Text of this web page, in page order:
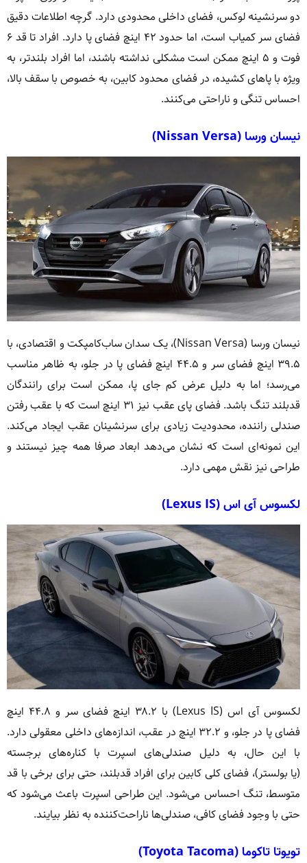
دو سرنشینه لوکس، فضای داخلی محدودی دارد. گرچه اطلاعات دقیق
فضای سر کمیاب است، اما حدود ۴۲ اینچ فضای پا دارد. افراد تا قد ۶
فوت و ۵ اینچ ممکن است مشکلی نداشته باشند، اما افراد بلندتر، به
ویژه با پاهای کشیده، در فضای محدود کابین، به خصوص با سقف بالا،
احساس تنگی و ناراحتی می‌کنند.
نیسان ورسا (Nissan Versa)
نیسان ورسا (Nissan Versa)، یک سدان ساب‌کامپکت و اقتصادی، با
۳۹.۵ اینچ فضای سر و ۴۴.۵ اینچ فضای پا در جلو، به ظاهر مناسب
می‌رسد؛ اما به دلیل عرض کم جای پا، ممکن است برای رانندگان
قدبلند تنگ باشد. فضای پای عقب نیز ۳۱ اینچ است که با عقب رفتن
صندلی راننده، محدودیت زیادی برای سرنشینان عقب ایجاد می‌کند.
این نمونه‌ای است که نشان می‌دهد ابعاد صرفا همه چیز نیستند و
طراحی نیز نقش مهمی دارد.
لکسوس آی اس (Lexus IS)
لکسوس آی اس (Lexus IS) با ۳۸.۲ اینچ فضای سر و ۴۴.۸ اینچ
فضای پا در جلو، و ۳۲.۲ اینچ در عقب، اندازه‌های داخلی معقولی دارد.
با این حال، به دلیل صندلی‌های اسپرت با کناره‌های برجسته
(یا بولستر)، فضای کلی کابین برای افراد قدبلند، حتی برای برخی با قد
متوسط، تنگ احساس می‌شود. این طراحی اسپرت باعث می‌شود که
حتی با وجود فضای کافی، صندلی‌ها ناراحت‌کننده به نظر بیایند.
تویوتا تاکوما (Toyota Tacoma)